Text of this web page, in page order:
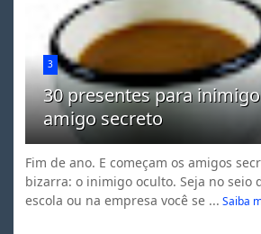
3
30 presentes para
amigo secreto
Fim de ano. E começam os amigos
bizarra: o inimigo oculto. Seja no seio
escola ou na empresa você se ... Saiba